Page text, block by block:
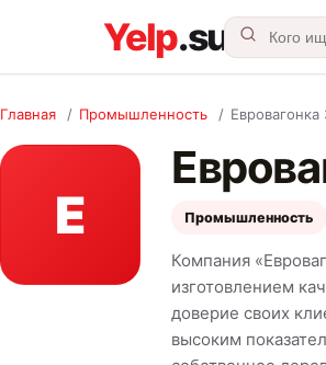
Главная / Промышленность / Евровагонка
Е Промышленность
Компания
изготовлением
доверие своих
высоким